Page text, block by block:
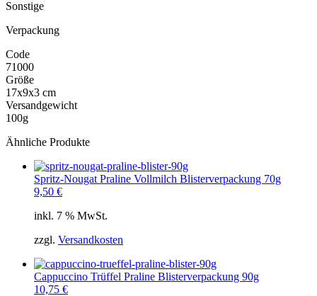
Sonstige
Verpackung
Code
71000
Größe
17x9x3 cm
Versandgewicht
100g
Ähnliche Produkte
Spritz-Nougat Praline Vollmilch Blisterverpackung 70g
9,50 €
inkl. 7 % MwSt.
zzgl. Versandkosten
Cappuccino Trüffel Praline Blisterverpackung 90g
10,75 €